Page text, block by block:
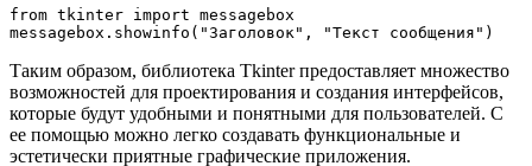
from tkinter import messagebox
Таким образом, библиотека Tkinter предоставляет множество
возможностей для проектирования и создания интерфейсов,
которые будут удобными и понятными для пользователей. С
ее помощью можно легко создавать функциональные и
эстетически приятные графические приложения.